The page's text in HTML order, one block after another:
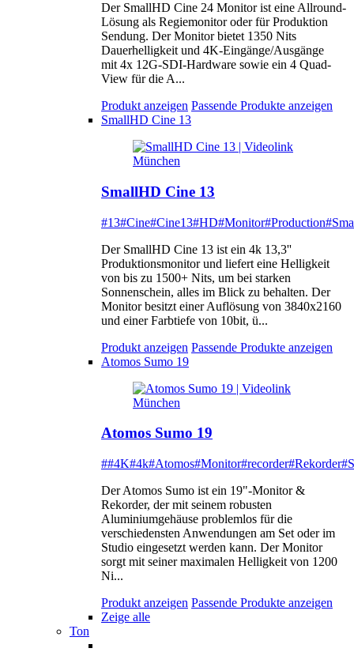
Der SmallHD Cine 24 Monitor ist eine Allround-
Lösung als Regiemonitor oder für Produktion
Sendung. Der Monitor bietet 1350 Nits
Dauerhelligkeit und 4K-Eingänge/Ausgänge
mit 4x 12G-SDI-Hardware sowie ein 4 Quad-
View für die A...
Produkt anzeigen Passende Produkte anzeigen
SmallHD Cine 13
SmallHD Cine 13
#13#Cine#Cine13#HD#Monitor#Production
Der SmallHD Cine 13 ist ein 4k 13,3''
Produktionsmonitor und liefert eine Helligkeit
von bis zu 1500+ Nits, um bei starken
Sonnenschein, alles im Blick zu behalten. Der
Monitor besitzt einer Auflösung von 3840x2160
und einer Farbtiefe von 10bit, ü...
Produkt anzeigen Passende Produkte anzeigen
Atomos Sumo 19
Atomos Sumo 19
##4K#4k#Atomos#Monitor#recorder#Rekorder
Der Atomos Sumo ist ein 19"-Monitor &
Rekorder, der mit seinem robusten
Aluminiumgehäuse problemlos für die
verschiedensten Anwendungen am Set oder im
Studio eingesetzt werden kann. Der Monitor
sorgt mit seiner maximalen Helligkeit von 1200
Ni...
Produkt anzeigen Passende Produkte anzeigen
Zeige alle
Ton